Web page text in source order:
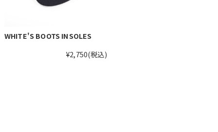
WHITE'S BOOTS INSOLES
¥2,750(税込)